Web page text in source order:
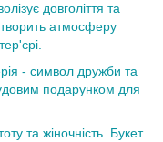
довголіття та
атмосферу
- символ дружби та
подарунком для
та жіночність. Букет